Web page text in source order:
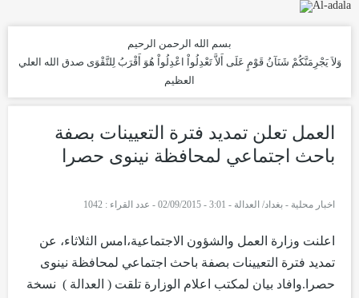
بسم الله الرحمن الرحيم
وَلاَ يَجْرِمَنَّكُمْ شَنَآنُ قَوْمٍ عَلَى أَلاَّ تَعْدِلُواْ اعْدِلُواْ هُوَ أَقْرَبُ لِلتَّقْوَى صدق الله العلي
العظيم
العمل تعلن تمديد فترة التعيينات بصفة
باحث اجتماعي لمحافظة نينوى حصرا
اخبار محلية - بغداد/ العدالة - 3:01 - 02/09/2015 - عدد القراء : 1042
اعلنت وزارة العمل والشؤون الاجتماعية،امس الثلاثاء، عن
تمديد فترة التعيينات بصفة باحث اجتماعي لمحافظة نينوى
حصرا.وافاد بيان لمكتب اعلام الوزارة تلقت ( العدالة ) نسخة